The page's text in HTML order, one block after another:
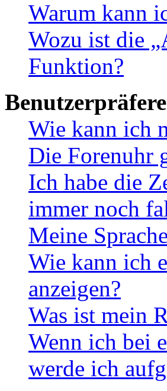
Warum kann
Wozu ist die
Funktion?
Wie kann ich
Die Forenuhr
Ich habe die
immer noch
Meine
Wie kann ich
anzeigen?
Was ist mein
Wenn ich bei
werde ich